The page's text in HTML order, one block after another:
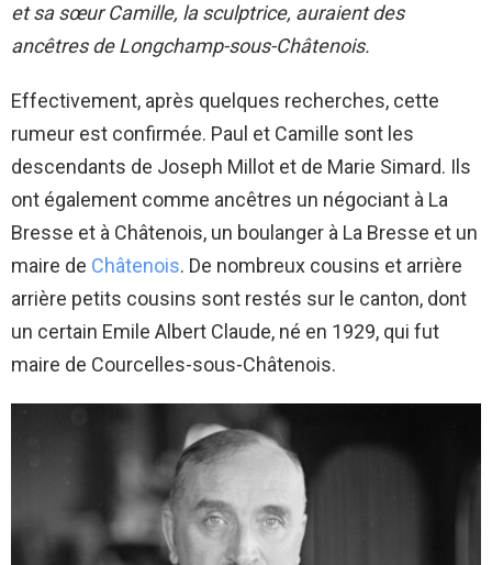
et sa sœur Camille, la sculptrice, auraient des
ancêtres de Longchamp-sous-Châtenois.
Effectivement, après quelques recherches, cette
rumeur est confirmée. Paul et Camille sont les
descendants de Joseph Millot et de Marie Simard. Ils
ont également comme ancêtres un négociant à La
Bresse et à Châtenois, un boulanger à La Bresse et un
maire de Châtenois. De nombreux cousins et arrière
arrière petits cousins sont restés sur le canton, dont
un certain Emile Albert Claude, né en 1929, qui fut
maire de Courcelles-sous-Châtenois.